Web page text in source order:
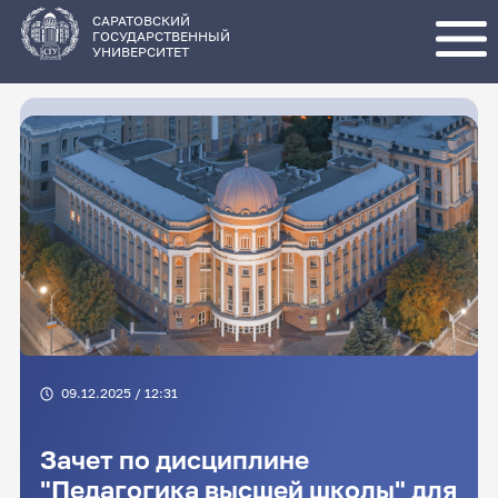
основному
содержанию
САРАТОВСКИЙ
ГОСУДАРСТВЕННЫЙ
УНИВЕРСИТЕТ
09.12.2025 / 12:31
Зачет по дисциплине
"Педагогика высшей школы" для